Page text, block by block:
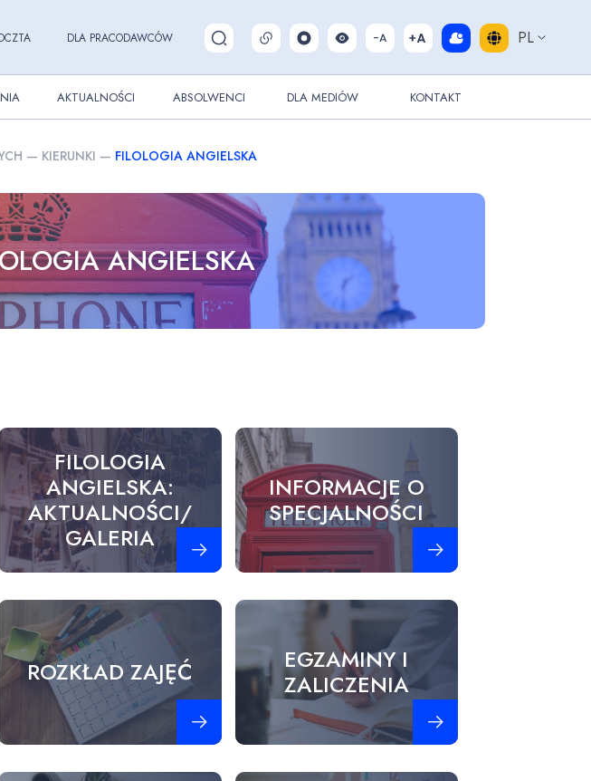
DLA PRACODAWCÓW Pokaż/ukryj wyszukiwarkę PL
AKTUALNOŚCI ABSOLWENCI DLA MEDIÓW KONTAKT
— KIERUNKI — FILOLOGIA ANGIELSKA
ANGIELSKA
FILOLOGIA
ANGIELSKA:
AKTUALNOŚCI/
GALERIA
Zobacz więcej
INFORMACJE O
SPECJALNOŚCI
ROZKŁAD ZAJĘĆ
EGZAMINY I
ZALICZENIA